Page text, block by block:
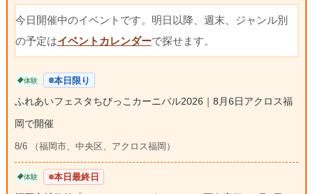
今日開催中のイベントです。明日以降、週末、ジャンル別
の予定はイベントカレンダーで探せます。
体験 本日限り
ふれあいフェスタちびっこカーニバル2026｜8月6日アクロス福
岡で開催
8/6 （福岡市、中央区、アクロス福岡）
体験 本日最終日